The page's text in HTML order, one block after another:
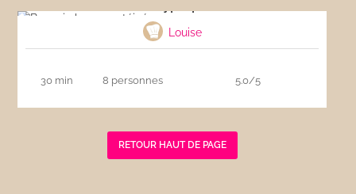
Louise
30 min 8 personnes 5.0/5
RETOUR HAUT DE PAGE